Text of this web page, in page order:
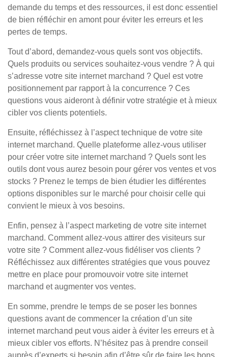
demande du temps et des ressources, il est donc essentiel
de bien réfléchir en amont pour éviter les erreurs et les
pertes de temps.
Tout d’abord, demandez-vous quels sont vos objectifs.
Quels produits ou services souhaitez-vous vendre ? À qui
s’adresse votre site internet marchand ? Quel est votre
positionnement par rapport à la concurrence ? Ces
questions vous aideront à définir votre stratégie et à mieux
cibler vos clients potentiels.
Ensuite, réfléchissez à l’aspect technique de votre site
internet marchand. Quelle plateforme allez-vous utiliser
pour créer votre site internet marchand ? Quels sont les
outils dont vous aurez besoin pour gérer vos ventes et vos
stocks ? Prenez le temps de bien étudier les différentes
options disponibles sur le marché pour choisir celle qui
convient le mieux à vos besoins.
Enfin, pensez à l’aspect marketing de votre site internet
marchand. Comment allez-vous attirer des visiteurs sur
votre site ? Comment allez-vous fidéliser vos clients ?
Réfléchissez aux différentes stratégies que vous pouvez
mettre en place pour promouvoir votre site internet
marchand et augmenter vos ventes.
En somme, prendre le temps de se poser les bonnes
questions avant de commencer la création d’un site
internet marchand peut vous aider à éviter les erreurs et à
mieux cibler vos efforts. N’hésitez pas à prendre conseil
auprès d’experts si besoin afin d’être sûr de faire les bons